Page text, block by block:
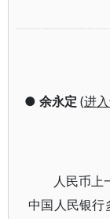
● 余永定 (进
人民币上
中国人民银行